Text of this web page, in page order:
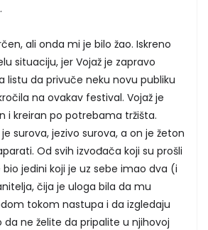
ali onda mi je bilo žao. Iskreno
situaciju, jer Vojaž je zapravo
listu da privuče neku novu publiku
na ovakav festival. Vojaž je
i kreiran po potrebama tržišta.
surova, jezivo surova, a on je žeton
Od svih izvođača koji su prošli
bio jedini koji je uz sebe imao dva (i
čija je uloga bila da mu
tokom nastupa i da izgledaju
da ne želite da pripalite u njihovoj